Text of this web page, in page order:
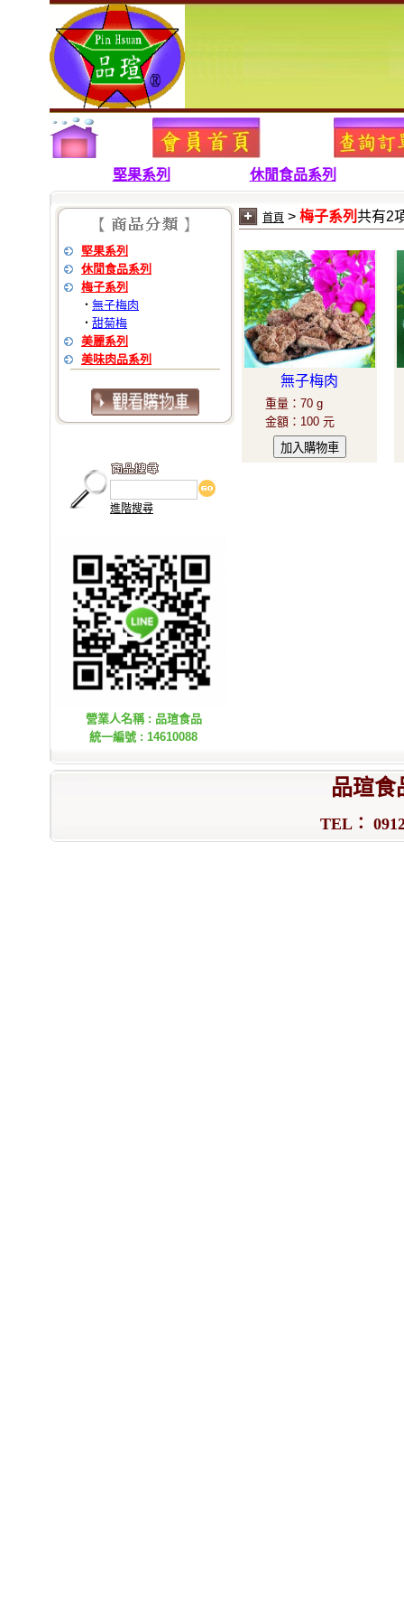
堅果系列 休閒食品系列
堅果系列
休閒食品系列
梅子系列
‧ 無子梅肉
‧ 甜菊梅
美麗系列
美味肉品系列
進階搜尋
營業人名稱 : 品瑄食品
統一編號 : 14610088
首頁 > 梅子系列 共有2
無子梅肉
重量： 70 g
金額： 100 元
品瑄
TEL：